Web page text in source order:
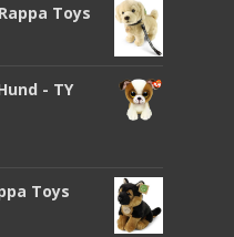
Toys
- TY
Toys